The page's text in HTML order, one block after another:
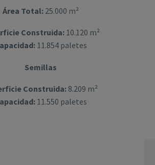
Área Total:25.000 m²
Construida:10.120 m²
11.854 paletes
Semillas
Construida:8.209 m²
11.550 paletes